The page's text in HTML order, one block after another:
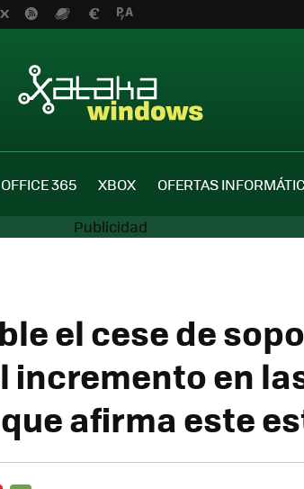
OFFICE 365 XBOX OFERTAS
el cese de
incremento en
que afirma este